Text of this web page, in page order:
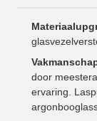
door
ervaring.